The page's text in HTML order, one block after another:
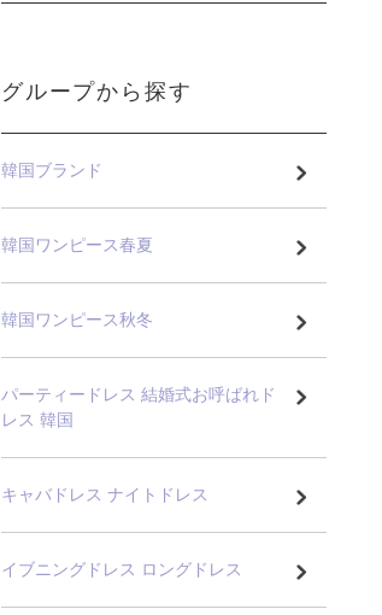
グループから探す
韓国ブランド
韓国ワンピース春夏
韓国ワンピース秋冬
パーティードレス 結婚式お呼ばれド
レス 韓国
キャバドレス ナイトドレス
イブニングドレス ロングドレス